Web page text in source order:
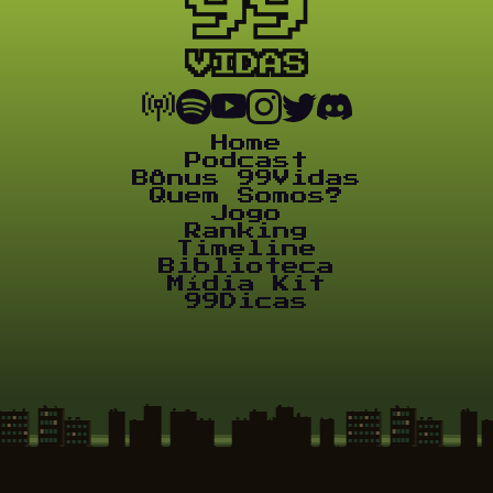
Home
Podcast
Bônus 99Vidas
Quem Somos?
Jogo
Ranking
Timeline
Biblioteca
Mídia Kit
99Dicas